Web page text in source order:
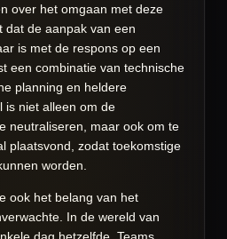
over het omgaan met deze
dat de aanpak van een
is met de respons op een
een combinatie van technische
planning en heldere
is niet alleen om de
neutraliseren, maar ook om te
plaatsvond, zodat toekomstige
worden.
ook het belang van het
In de wereld van
dag hetzelfde. Teams